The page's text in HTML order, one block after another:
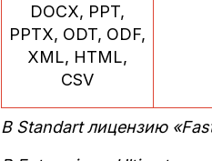
DOCX, PPT,
PPTX, ODT, ODF,
XML, HTML,
CSV
В Standart лицензию